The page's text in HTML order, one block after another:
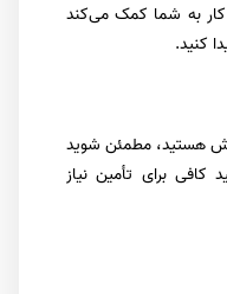
کار به شما کمک می‌کند
کنید.
هستید، مطمئن شوید
کافی برای تأمین نیاز